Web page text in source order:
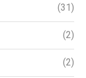
(31)
(2)
(2)